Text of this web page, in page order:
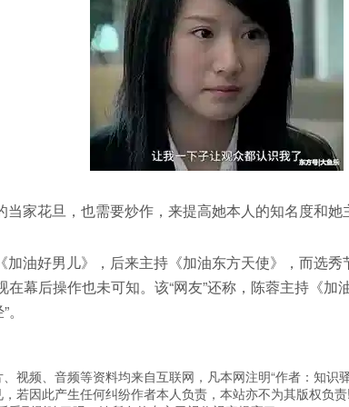
家花旦，也需要炒作，来提高她本人的知名度和她
加油好男儿》，后来主持《加油东方天使》，而选
在幕后操作也未可知。该“网友”还称，陈蓉主持《
视频、音频等资料均来自互联网，凡本网注明“作者：知识
若因此产生任何纠纷作者本人负责，本站亦不为其版权负